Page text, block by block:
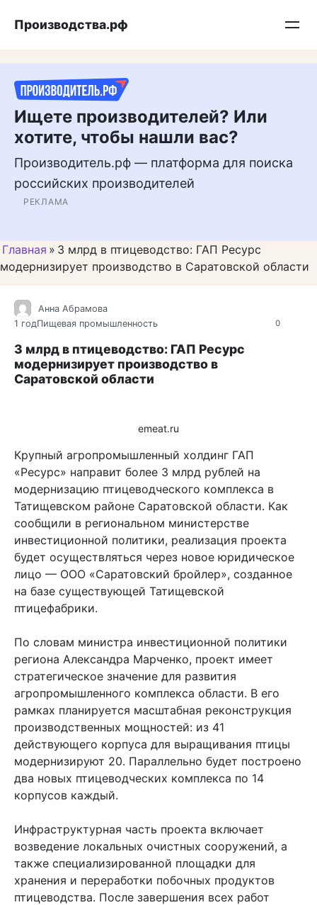
Подписывайтесь на нас в MAX
Производства.рф
Ищете производителей? Или
хотите, чтобы нашли вас?
Производитель.рф — платформа для поиска
российских производителей
РЕКЛАМА
Главная » 3 млрд в птицеводство: ГАП Ресурс
модернизирует производство в Саратовской области
0
Анна Абрамова
1 годПищевая промышленность
3 млрд в птицеводство: ГАП Ресурс
модернизирует производство в
Саратовской области
emeat.ru
Крупный агропромышленный холдинг ГАП
«Ресурс» направит более 3 млрд рублей на
модернизацию птицеводческого комплекса в
Татищевском районе Саратовской области. Как
сообщили в региональном министерстве
инвестиционной политики, реализация проекта
будет осуществляться через новое юридическое
лицо — ООО «Саратовский бройлер», созданное
на базе существующей Татищевской
птицефабрики.
По словам министра инвестиционной политики
региона Александра Марченко, проект имеет
стратегическое значение для развития
агропромышленного комплекса области. В его
рамках планируется масштабная реконструкция
производственных мощностей: из 41
действующего корпуса для выращивания птицы
модернизируют 20. Параллельно будет построено
два новых птицеводческих комплекса по 14
корпусов каждый.
Инфраструктурная часть проекта включает
возведение локальных очистных сооружений, а
также специализированной площадки для
хранения и переработки побочных продуктов
птицеводства. После завершения всех работ